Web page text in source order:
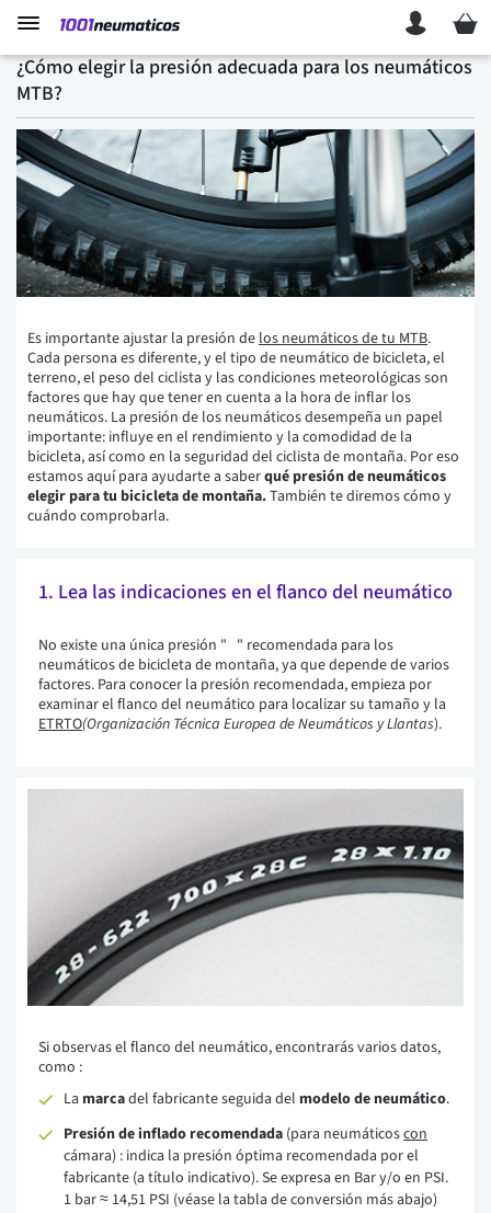
Mi
¿Cómo elegir la presión adecuada para los neumáticos
MTB?
Es importante ajustar la presión delos neumáticos de tu MTB.
Cada persona es diferente, y el tipo de neumático de bicicleta, el
terreno, el peso del ciclista y las condiciones meteorológicas son
factores que hay que tener en cuenta a la hora de inflar los
neumáticos. La presión de los neumáticos desempeña un papel
importante: influye en el rendimiento y la comodidad de la
bicicleta, así como en la seguridad del ciclista de montaña. Por eso
estamos aquí para ayudarte a saberqué presión de neumáticos
elegir para tu bicicleta de montaña.También te diremos cómo y
cuándo comprobarla.
1. Lea las indicaciones en el flanco del neumático
No existe una única presión " " recomendada para los
neumáticos de bicicleta de montaña, ya que depende de varios
factores. Para conocer la presión recomendada, empieza por
examinar el flanco del neumático para localizar su tamaño y la
ETRTO(Organización Técnica Europea de Neumáticos y Llantas).
Si observas el flanco del neumático, encontrarás varios datos,
como :
La marcadel fabricante seguida del modelo de neumático.
Presión de inflado recomendada (para neumáticoscon
cámara) : indica la presión óptima recomendada por el
fabricante (a título indicativo). Se expresa en Bar y/o en PSI.
1 bar ≈ 14,51 PSI (véase la tabla de conversión más abajo)